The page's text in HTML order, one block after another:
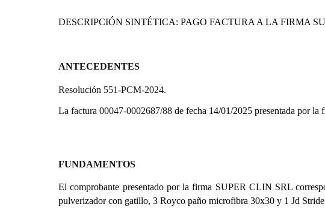
DESCRIPCIÓN SINTÉTICA: PAGO FACTURA A LA FIRMA
ANTECEDENTES
Resolución 551-PCM-2024.
La factura 00047-0002687/88 de fecha 14/01/2025 presentada por
FUNDAMENTOS
El comprobante presentado por la firma SUPER CLIN SRL
pulverizador con gatillo, 3 Royco paño microfibra 30x30 y 1 Jd